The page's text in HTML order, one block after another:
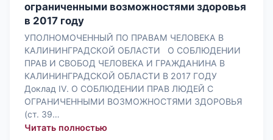
ограниченными возможностями здоровья
в 2017 году
УПОЛНОМОЧЕННЫЙ ПО ПРАВАМ ЧЕЛОВЕКА В
КАЛИНИНГРАДСКОЙ ОБЛАСТИ О СОБЛЮДЕНИИ
ПРАВ И СВОБОД ЧЕЛОВЕКА И ГРАЖДАНИНА В
КАЛИНИНГРАДСКОЙ ОБЛАСТИ В 2017 ГОДУ
Доклад IV. О СОБЛЮДЕНИИ ПРАВ ЛЮДЕЙ С
ОГРАНИЧЕННЫМИ ВОЗМОЖНОСТЯМИ ЗДОРОВЬЯ
(ст. 39…
Читать полностью: О соблюдении прав людей с